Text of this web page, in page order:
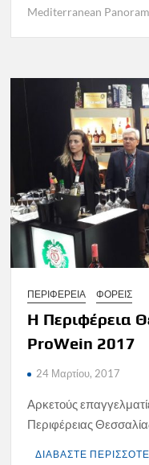
Mediterranean
ΠΕΡΙΦΕΡΕΙΑ ΦΟΡΕΙΣ
Η Περιφέρεια
ProWein 2017
24 Μαρτίου, 2017
Αρκετούς
Περιφέρειας
ΔΙΑΒΑΣΤΕ